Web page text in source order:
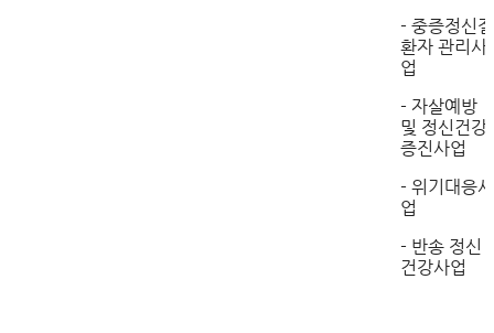
- 중증정신질
환자 관리사
업
- 자살예방
및 정신건강
증진사업
- 위기대응사
업
- 반송 정신
건강사업